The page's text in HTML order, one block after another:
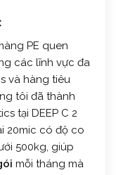
PE quen
các lĩnh vực đa
và hàng tiêu
tôi đã thành
tại DEEP C 2
20mic có độ co
500kg, giúp
mỗi tháng mà